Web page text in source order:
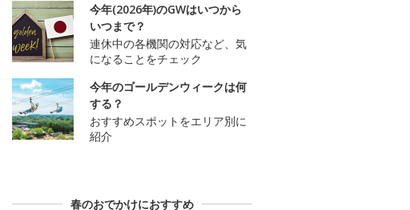
今年(2026年)のGWはいつから
いつまで？
連休中の各機関の対応など、気
になることをチェック
今年のゴールデンウィークは何
する？
おすすめスポットをエリア別に
紹介
春のおでかけにおすすめ